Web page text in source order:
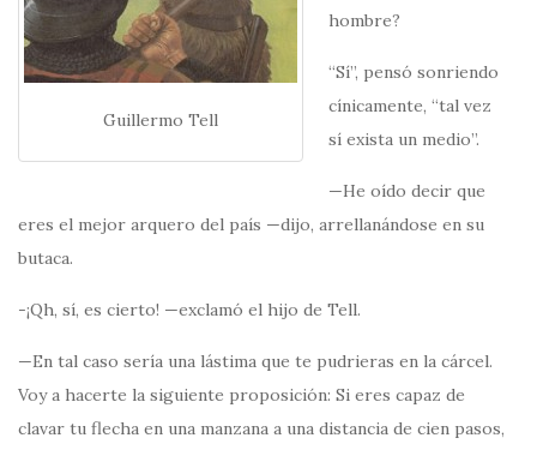
Guillermo Tell
hombre?
“Sí”, pensó sonriendo
cínicamente, “tal vez
sí exista un medio”.
—He oído decir que
eres el mejor arquero del país —dijo, arrellanándose en su
butaca.
-¡Qh, sí, es cierto! —exclamó el hijo de Tell.
—En tal caso sería una lástima que te pudrieras en la cárcel.
Voy a hacerte la siguiente proposición: Si eres capaz de
clavar tu flecha en una manzana a una distancia de cien pasos,